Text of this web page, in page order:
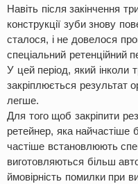
Навіть після закінчення
конструкції зуби знову
сталося, і не довелося
спеціальний ретенційний
У цей період, який інколи
закріплюється результат
легше.
Для того щоб закріпити
ретейнер, яка найчастіше
частіше встановлюють
виготовляються більш
ймовірність помилки при